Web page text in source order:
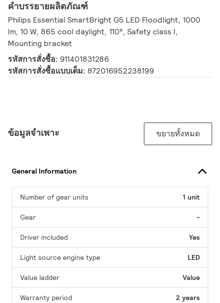
คำบรรยายผลิตภัณฑ์
Philips Essential SmartBright G5 LED Floodlight, 1000
lm, 10 W, 865 cool daylight, 110°, Safety class I,
Mounting bracket
รหัสการสั่งซื้อ: 911401831286
รหัสการสั่งซื้อแบบเต็ม: 872016952238199
ข้อมูลจำเพาะ ขยายทั้งหมด
General Information
Number of gear units 1 unit
Gear -
Driver included Yes
Light source engine type LED
Value ladder Value
Warranty period 2 years